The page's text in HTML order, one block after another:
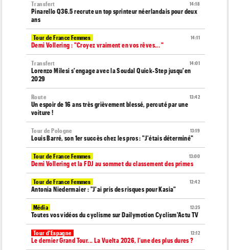
14:18
Transfert
Pinarello Q36.5 recrute un top sprinteur néerlandais pour deux
ans
14:11
Tour de France Femmes
Demi Vollering : "Croyez vraiment en vos rêves... "
14:01
Transfert
Lorenzo Milesi s'engage avec la Soudal Quick-Step jusqu'en
2029
13:42
Route
Un espoir de 16 ans très grièvement blessé, percuté par une
voiture !
13:19
Tour de Pologne
Louis Barré, son 1er succès chez les pros : "J'étais déterminé"
13:00
Tour de France Femmes
Demi Vollering et la FDJ au sommet du classement des primes
12:42
Tour de France Femmes
Antonia Niedermaier : "J'ai pris des risques pour Kasia"
12:25
Média
Toutes vos vidéos du cyclisme sur Dailymotion Cyclism'Actu TV
12:12
Tour d'Espagne
Le dernier Grand Tour... La Vuelta 2026, l’une des plus dures ?